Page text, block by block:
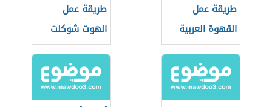
طريقة عمل
القهوة العربية
سريعة التحضير
طريقة عمل
الهوت شوكلت